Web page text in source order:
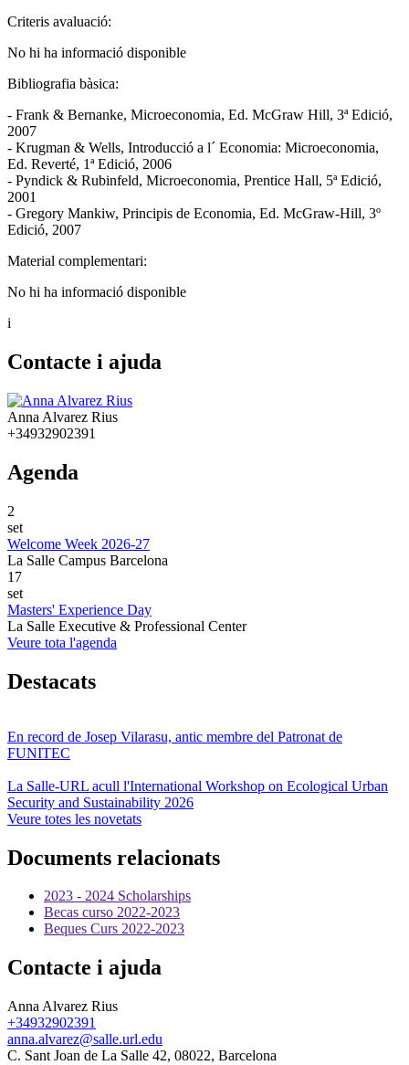
Criteris avaluació:
No hi ha informació disponible
Bibliografia bàsica:
- Frank & Bernanke, Microeconomia, Ed. McGraw Hill, 3ª Edició,
2007
- Krugman & Wells, Introducció a l´ Economia: Microeconomia,
Ed. Reverté, 1ª Edició, 2006
- Pyndick & Rubinfeld, Microeconomia, Prentice Hall, 5ª Edició,
2001
- Gregory Mankiw, Principis de Economia, Ed. McGraw-Hill, 3º
Edició, 2007
Material complementari:
No hi ha informació disponible
i
Contacte i ajuda
Anna Alvarez Rius
+34932902391
Agenda
2
set
Welcome Week 2026-27
La Salle Campus Barcelona
17
set
Masters' Experience Day
La Salle Executive & Professional Center
Veure tota l'agenda
Destacats
En record de Josep Vilarasu, antic membre del Patronat de
FUNITEC
La Salle-URL acull l'International Workshop on Ecological Urban
Security and Sustainability 2026
Veure totes les novetats
Documents relacionats
2023 - 2024 Scholarships
Becas curso 2022-2023
Beques Curs 2022-2023
Contacte i ajuda
Anna Alvarez Rius
+34932902391
anna.alvarez@salle.url.edu
C. Sant Joan de La Salle 42, 08022, Barcelona